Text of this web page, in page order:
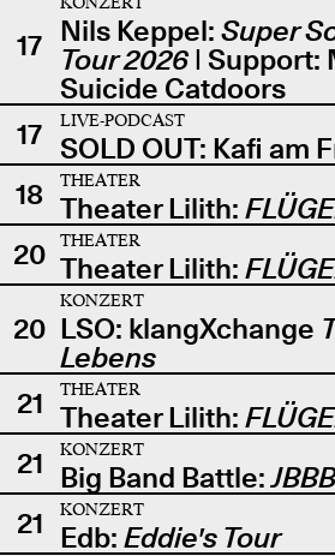
17 Nils Keppel: Super
Tour 2026| Support:
Suicide Catdoors
17
LIVE-PODCAST
SOLD OUT: Kafi am
18
THEATER
Theater Lilith:
20
THEATER
Theater Lilith:
20
KONZERT
LSO: klangXchange
Lebens
21
THEATER
Theater Lilith:
21
KONZERT
Big Band Battle:
21
KONZERT
Edb: Eddie's Tour